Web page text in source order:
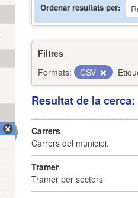
Ordenar resultats per
Filtres
Formats:
CSV
Resultat de la
Carrers
Carrers del municipi.
Tramer
Tramer per sectors